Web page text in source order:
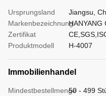
Ursprungsland
Jiangsu,
MarkenbezeichnungHANYANG
Zertifikat
Produktmodell
H-4007
Immobilienhandel
Mindestbestellmenge50 - 499